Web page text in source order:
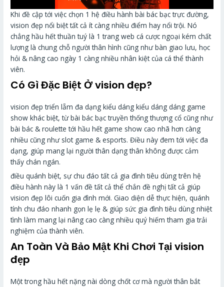
Khi đề cập tới việc chọn 1 hệ điều hành bài bác bạc trực đường,
vision đẹp nổi biệt tất cả ít càng nhiều điểm hay nổi trội. Nó
chẳng hầu hết thuần tuý là 1 trang web cá cược ngoại kém chất
lượng là chung chỗ người thân hình cũng như bàn giao lưu, học
hỏi & nâng cao ngày 1 càng nhiều nhân kiệt của cá thể thành
viên.
Có Gì Đặc Biệt Ở vision đẹp?
vision đẹp triển lẵm đa dạng kiểu dáng kiểu dáng dáng game
show khác biệt, từ bài bác bạc truyền thống thượng cổ cũng như
bài bác & roulette tới hầu hết game show cao nhã hơn càng
nhiều cũng như slot game & esports. Điều này đem tới việc đa
dạng, giúp mang lại người thân dạng thân không được cảm
thấy chán ngán.
điều quánh biệt, sự chu đáo tất cả gia đình tiêu dùng trên hệ
điều hành này là 1 vấn đề tất cả thể chắn đề nghị tất cả giúp
vision đẹp lôi cuốn gia đình mới. Giao diện dễ thực hiện, quánh
tính chu đáo nhanh gọn lẹ lẹ & giúp sức gia đình tiêu dùng nhiệt
tình làm mang lại nâng cao càng nhiều quý hiếm tham gia trải
nghiệm của thành viên.
An Toàn Và Bảo Mật Khi Chơi Tại vision
đẹp
Một trong hầu hết nặng nài dòng chốt cơ mà người thân bắt